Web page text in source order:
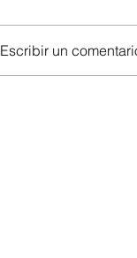
Escribir un